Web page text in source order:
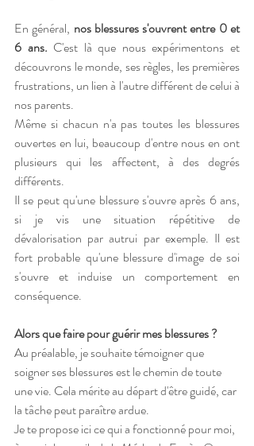
En général, nos blessures s'ouvrent entre 0 et
6 ans. C'est là que nous expérimentons et
découvrons le monde, ses règles, les premières
frustrations, un lien à l'autre différent de celui à
nos parents.
Même si chacun n'a pas toutes les blessures
ouvertes en lui, beaucoup d'entre nous en ont
plusieurs qui les affectent, à des degrés
différents.
Il se peut qu'une blessure s'ouvre après 6 ans,
si je vis une situation répétitive de
dévalorisation par autrui par exemple. Il est
fort probable qu'une blessure d'image de soi
s'ouvre et induise un comportement en
conséquence.
Alors que faire pour guérir mes blessures ?
Au préalable, je souhaite témoigner que
soigner ses blessures est le chemin de toute
une vie. Cela mérite au départ d'être guidé, car
la tâche peut paraître ardue.
Je te propose ici ce qui a fonctionné pour moi,